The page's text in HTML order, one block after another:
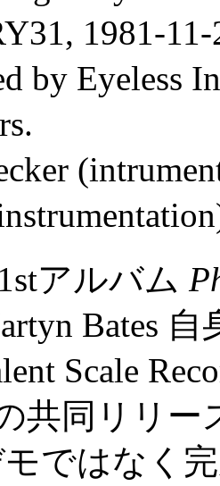
1981-11-
by Eyeless
アルバム
Bates
Scale
共同リリ
ではなく